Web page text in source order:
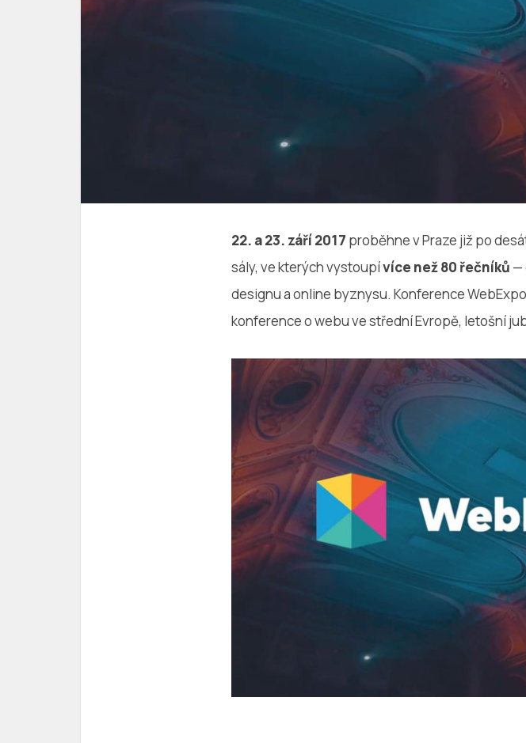
22. a 23. září 2017 proběhne v Praze již po
sály, ve kterých vystoupívíce než 80 řečníků —
designu a online byznysu. Konference
konference o webu ve střední Evropě, letošní